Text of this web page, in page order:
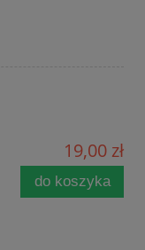
19,00 zł
do koszyka